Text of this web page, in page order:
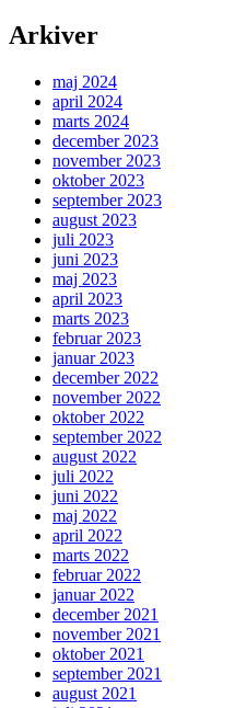
Arkiver
maj 2024
april 2024
marts 2024
december 2023
november 2023
oktober 2023
september 2023
august 2023
juli 2023
juni 2023
maj 2023
april 2023
marts 2023
februar 2023
januar 2023
december 2022
november 2022
oktober 2022
september 2022
august 2022
juli 2022
juni 2022
maj 2022
april 2022
marts 2022
februar 2022
januar 2022
december 2021
november 2021
oktober 2021
september 2021
august 2021